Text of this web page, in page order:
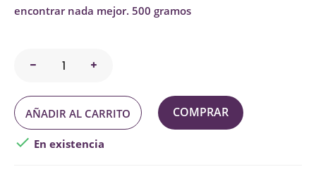
encontrar nada mejor. 500 gramos
AÑADIR AL CARRITO COMPRAR
 En existencia